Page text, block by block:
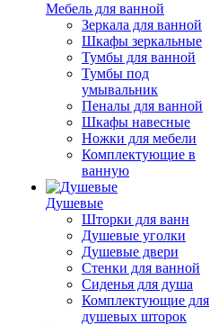
Мебель для ванной
Зеркала для ванной
Шкафы зеркальные
Тумбы для ванной
Тумбы под
умывальник
Пеналы для ванной
Шкафы навесные
Ножки для мебели
Комплектующие в
ванную
Душевые
Шторки для ванн
Душевые уголки
Душевые двери
Стенки для ванной
Сиденья для душа
Комплектующие для
душевых шторок